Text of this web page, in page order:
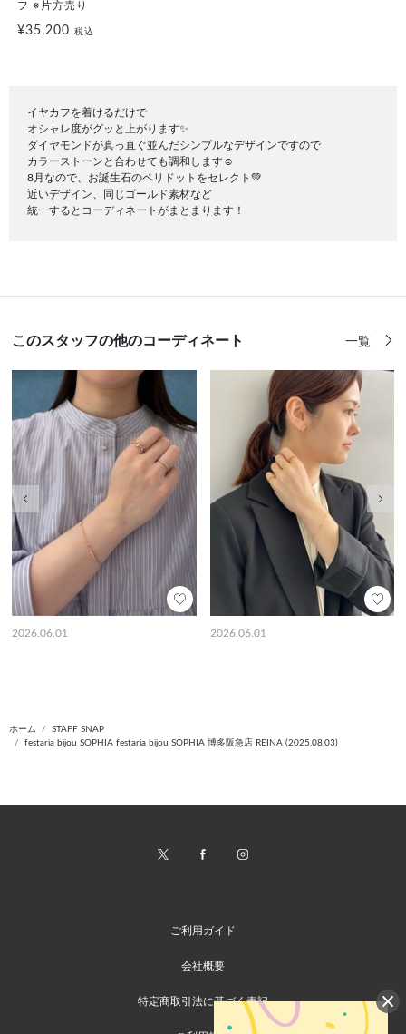
フ ※片方売り
¥35,200 税込
イヤカフを着けるだけで
オシャレ度がグッと上がります✨
ダイヤモンドが真っ直ぐ並んだシンプルなデザインですので
カラーストーンと合わせても調和します☺️
8月なので、お誕生石のペリドットをセレクト💚
近いデザイン、同じゴールド素材など
統一するとコーディネートがまとまります！
このスタッフの他のコーディネート 一覧
2026.06.01 2026.06.01
ホーム
STAFF SNAP
festaria bijou SOPHIA festaria bijou SOPHIA 博多阪急店 REINA (2025.08.03)
ご利用ガイド
会社概要
特定商取引法に基づく表記